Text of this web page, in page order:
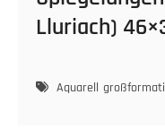
Lluriach)
Aquarell